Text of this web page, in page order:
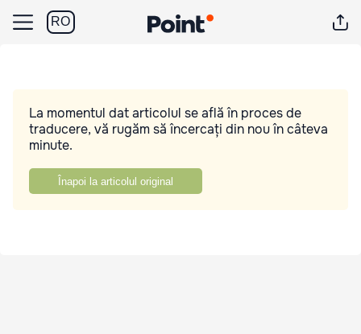
RO
La momentul dat articolul se află în proces de
traducere, vă rugăm să încercați din nou în câteva
minute.
Înapoi la articolul original